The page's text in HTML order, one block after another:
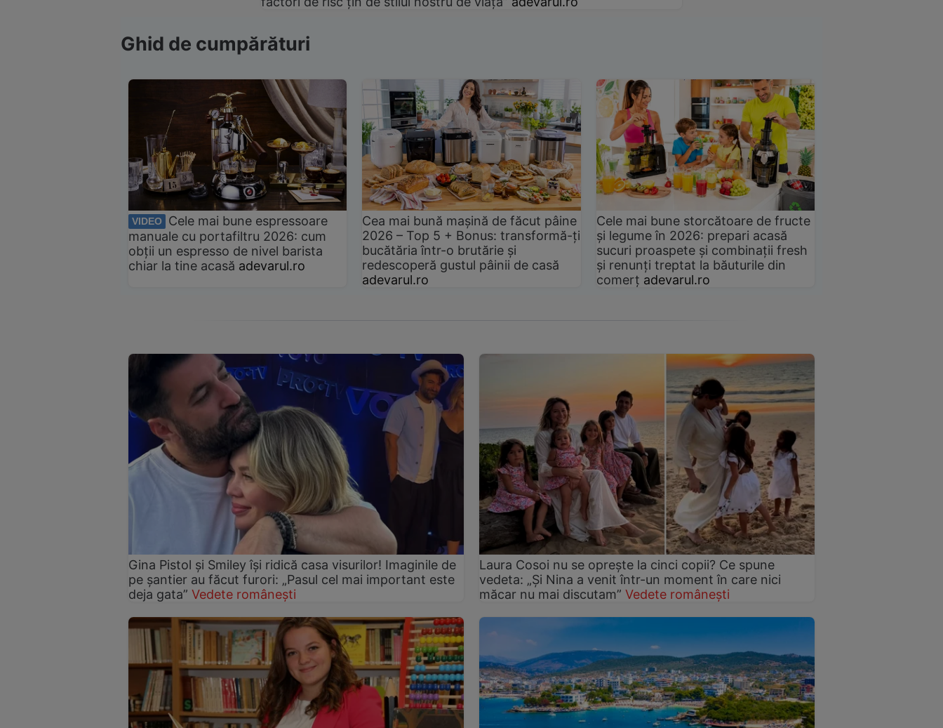
Ghid de cumpărături
VIDEO
Cele mai bune espressoare
manuale cu portafiltru 2026: cum
obții un espresso de nivel barista
chiar la tine acasă adevarul.ro
Cea mai bună mașină de făcut pâine
2026 – Top 5 + Bonus: transformă-ți
bucătăria într-o brutărie și
redescoperă gustul pâinii de casă
adevarul.ro
Cele mai bune storcătoare de fructe
și legume în 2026: prepari acasă
sucuri proaspete și combinații fresh
și renunți treptat la băuturile din
comerț adevarul.ro
Gina Pistol și Smiley își ridică casa visurilor! Imaginile de
pe șantier au făcut furori: „Pasul cel mai important este
deja gata” Vedete românești
Laura Cosoi nu se oprește la cinci copii? Ce spune
vedeta: „Și Nina a venit într-un moment în care nici
măcar nu mai discutam” Vedete românești